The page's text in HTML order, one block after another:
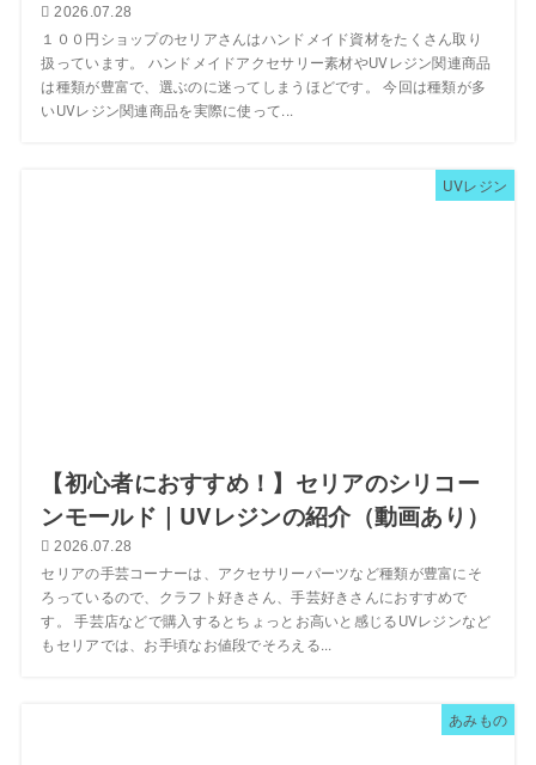
2026.07.28
１００円ショップのセリアさんはハンドメイド資材をたくさん取り
扱っています。 ハンドメイドアクセサリー素材やUVレジン関連商品
は種類が豊富で、選ぶのに迷ってしまうほどです。 今回は種類が多
いUVレジン関連商品を実際に使って...
UVレジン
【初心者におすすめ！】セリアのシリコー
ンモールド｜UVレジンの紹介（動画あり）
2026.07.28
セリアの手芸コーナーは、アクセサリーパーツなど種類が豊富にそ
ろっているので、クラフト好きさん、手芸好きさんにおすすめで
す。 手芸店などで購入するとちょっとお高いと感じるUVレジンなど
もセリアでは、お手頃なお値段でそろえる...
あみもの